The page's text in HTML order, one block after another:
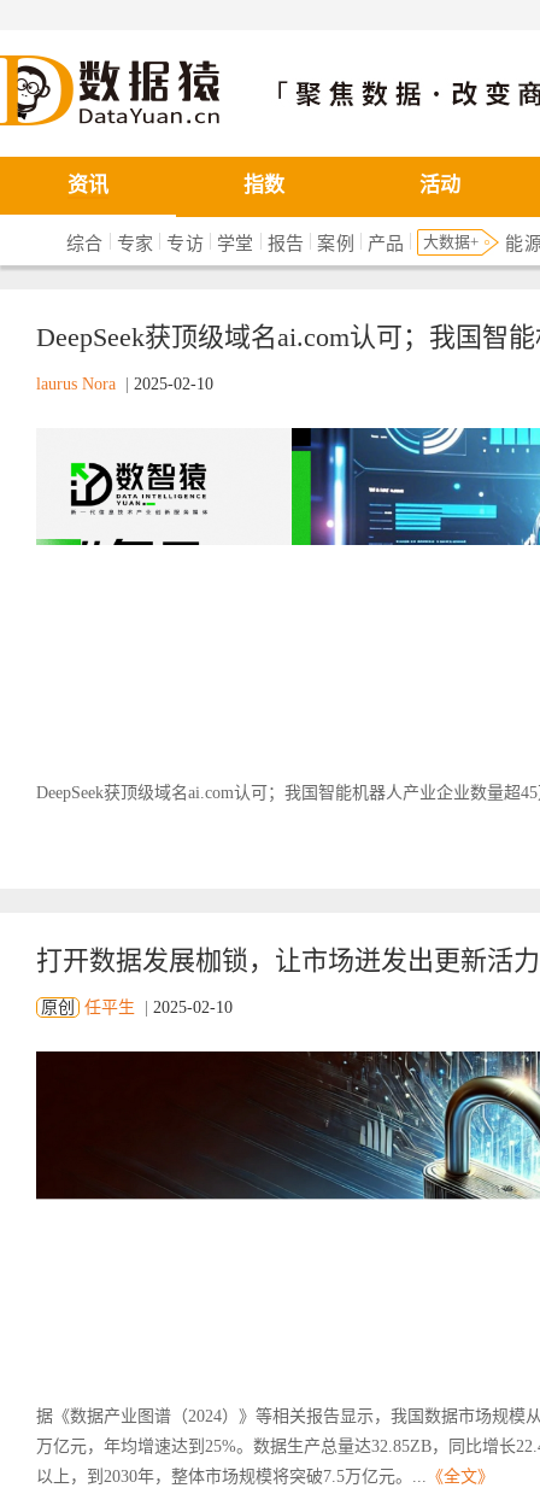
数据猿
资讯 指数 活动
综合 | 专家 |专访| 学堂 | 报告 | 案例 | 产品 | 大数据+ 能
DeepSeek获顶级域名ai.com认可；我国智
laurus Nora 2025-02-10
DeepSeek获顶级域名ai.com认可；我国智能机器人产业企业数量超
打开数据发展枷锁，让市场迸发出更新活力
原创 任平生 2025-02-10
据《数据产业图谱（2024）》等相关报告显示，我国数据市场规模
万亿元，年均增速达到25%。数据生产总量达32.85ZB，同比增长
以上，到2030年，整体市场规模将突破7.5万亿元。... 《全文》